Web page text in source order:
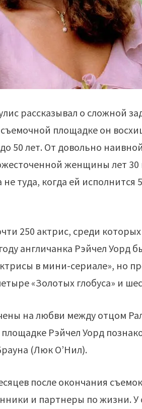
рассказывал о сложной
площадке он
50 лет. От довольно
женщины лет
туда, когда ей
250 актрис, среди
англичанка Рэйчел Уорд
в мини-сериале», но
«Золотых глобуса» и
на любви между отцом
Рэйчел Уорд
(Люк О’Нил).
после окончания
и партнеры по жизни. У